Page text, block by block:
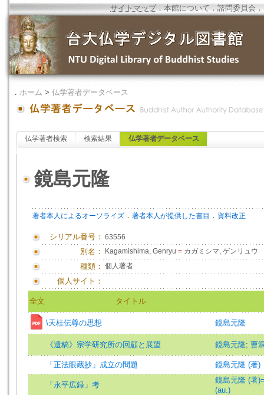
サイトマップ．本館について ．諮問委員会 ．
． ホーム > 仏学著者データベース
仏学著者検索 検索結果 仏学著者データベース
鏡島元隆
著者本人によるオーソライズ ． 著者本人が提供した書目 ． 資料改正
シリアル番号： 63556
別名： Kagamishima, Genryu = カガミシマ, ゲンリュウ
種類： 個人著者
個人サイト：
全文 タイトル
\天桂伝尊の思想 鏡島元隆
《遺稿》宗学研究所の回顧と展望 鏡島元隆; 曹
「正法眼蔵抄」成立の問題 鏡島元隆 (著)
「永平広録」考
鏡島元隆 (著
(au.)